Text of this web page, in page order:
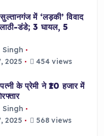
में ‘लड़की’ विवाद
लाठी-डंडे; 3 घायल, 5
2025
454 views
के प्रेमी ने ₹10 हजार में
2025
568 views